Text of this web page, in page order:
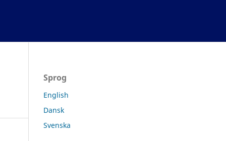
Sprog
English
Dansk
Svenska